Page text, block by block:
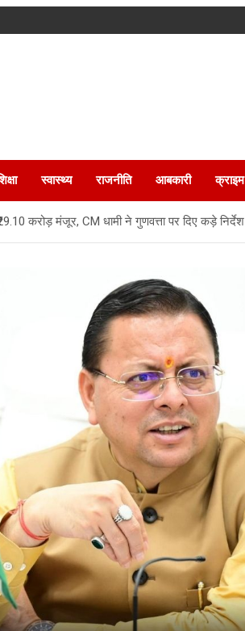
स्वास्थ्य राजनीति आबकारी क्राइम
करोड़ मंजूर, CM धामी ने गुणवत्ता पर दिए कड़े निर्देश